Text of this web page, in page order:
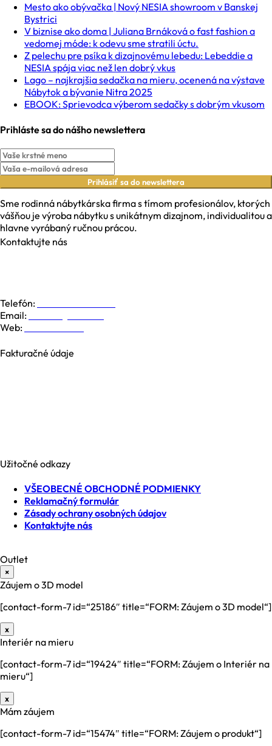
Mesto ako obývačka | Nový NESIA showroom v Banskej
Bystrici
V biznise ako doma | Juliana Brnáková o fast fashion a
vedomej móde: k odevu sme stratili úctu.
Z pelechu pre psíka k dizajnovému lebedu: Lebeddie a
NESIA spája viac než len dobrý vkus
Lago – najkrajšia sedačka na mieru, ocenená na výstave
Nábytok a bývanie Nitra 2025
EBOOK: Sprievodca výberom sedačky s dobrým vkusom
Prihláste sa do nášho newslettera
Prihlásiť sa do newslettera
Sme rodinná nábytkárska firma s tímom profesionálov, ktorých
vášňou je výroba nábytku s unikátnym dizajnom, individualitou a
hlavne vyrábaný ručnou prácou.
Kontaktujte nás
Telefón:
Email:
Web:
Fakturačné údaje
Užitočné odkazy
VŠEOBECNÉ OBCHODNÉ PODMIENKY
Reklamačný formulár
Zásady ochrany osobných údajov
Kontaktujte nás
Outlet
×
Záujem o 3D model
[contact-form-7 id=“25186″ title=“FORM: Záujem o 3D model“]
x
Interiér na mieru
[contact-form-7 id=“19424″ title=“FORM: Záujem o Interiér na
mieru“]
x
Mám záujem
[contact-form-7 id=“15474″ title=“FORM: Záujem o produkt“]